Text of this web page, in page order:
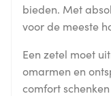
bieden. Met
voor de meeste
Een zetel moet
omarmen en
comfort